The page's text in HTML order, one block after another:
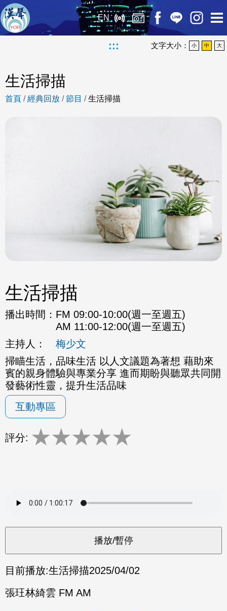
EN
::: 文字大小： 小 中 大
生活掃描
首頁 /經典回放 /節目 /生活掃描
生活掃描
播出時間： FM 09:00-10:00(週一至週五)
AM 11:00-12:00(週一至週五)
主持人：
梅少文
掃瞄生活，品味生活 以人文議題為著想 藉助來
賓的親身體驗與專業分享 進而期盼與聽眾共同開
發藝術性靈，提升生活品味
互動專區
評分: ★★★★★
目前播放:生活掃描2025/04/02
張玨林綺雲 FM AM